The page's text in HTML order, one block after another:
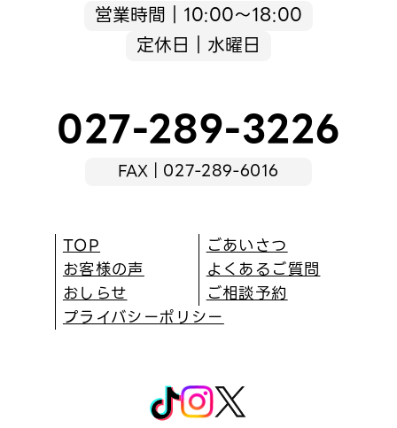
営業時間｜10:00～18:00
定休日｜水曜日
027-289-3226
FAX｜027-289-6016
TOP
ごあいさつ
お客様の声
よくあるご質問
おしらせ
ご相談予約
プライバシーポリシー